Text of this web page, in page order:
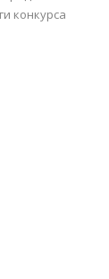
конкурса